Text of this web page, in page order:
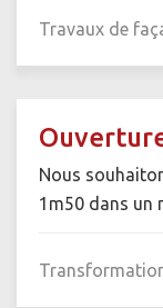
Travaux de
Nous
1m50 dans un